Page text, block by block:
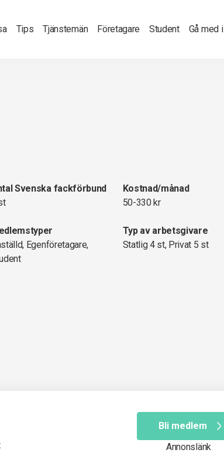
Tips Tjänstemän Företagare Student Gå med
Svenska fackförbund
Kostnad/månad
50-330 kr
Egenföretagare,
Typ av arbetsgivare
Statlig 4 st, Privat 5 st
Bli medlem
Annonslänk